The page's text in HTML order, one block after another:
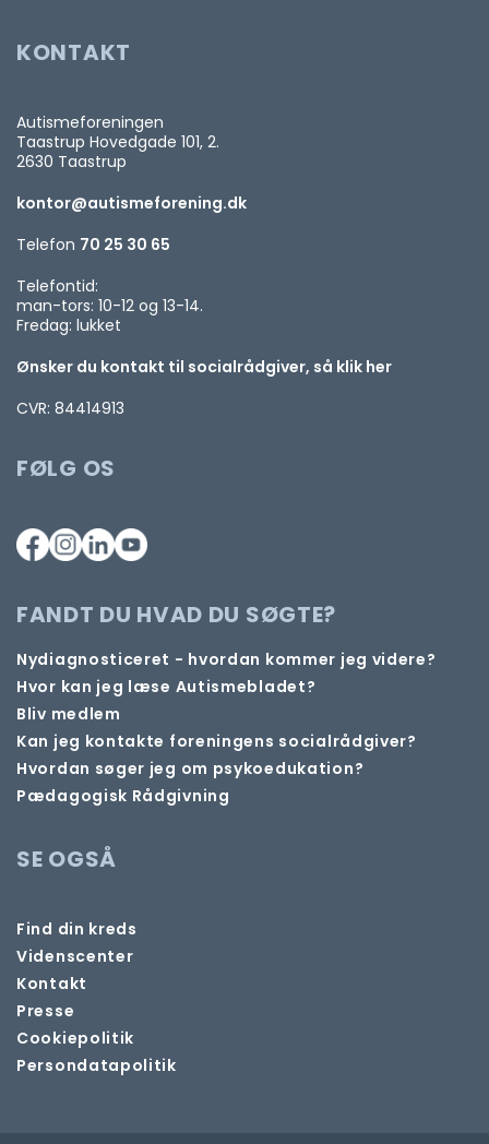
KONTAKT
Autismeforeningen
Taastrup Hovedgade 101, 2.
2630 Taastrup
kontor@autismeforening.dk
Telefon 70 25 30 65
Telefontid:
man-tors: 10-12 og 13-14.
Fredag: lukket
Ønsker du kontakt til socialrådgiver, så klik her
CVR: 84414913
FØLG OS
FANDT DU HVAD DU SØGTE?
Nydiagnosticeret - hvordan kommer jeg videre?
Hvor kan jeg læse Autismebladet?
Bliv medlem
Kan jeg kontakte foreningens socialrådgiver?
Hvordan søger jeg om psykoedukation?
Pædagogisk Rådgivning
SE OGSÅ
Find din kreds
Videnscenter
Kontakt
Presse
Cookiepolitik
Persondatapolitik